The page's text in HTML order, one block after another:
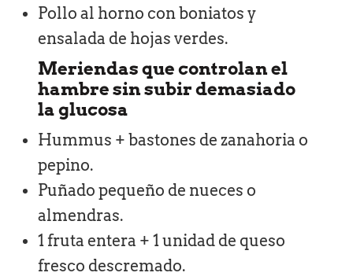
Pollo al horno con boniatos y
ensalada de hojas verdes.
Meriendas que controlan el
hambre sin subir demasiado
la glucosa
Hummus + bastones de zanahoria o
pepino.
Puñado pequeño de nueces o
almendras.
1 fruta entera + 1 unidad de queso
fresco descremado.